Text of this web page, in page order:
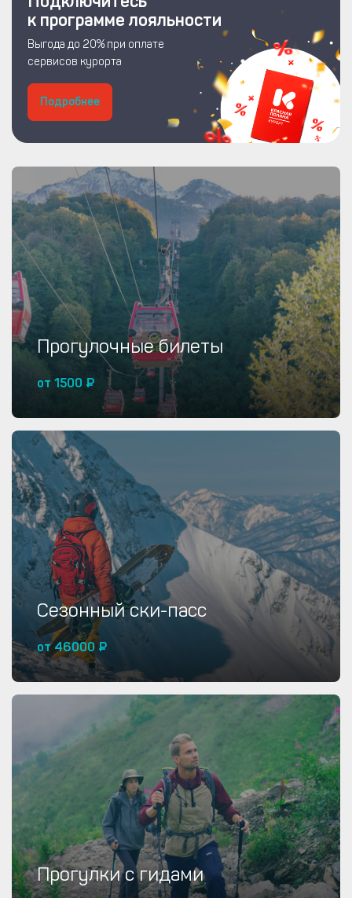
к программе лояльности
Выгода до 20% при оплате
сервисов курорта
Подробнее
Прогулочные билеты
от 1500 ₽
Купить от 1500 ₽
Сезонный ски-пасс
от 46000 ₽
Купить от 46000 ₽
Прогулки с гидами